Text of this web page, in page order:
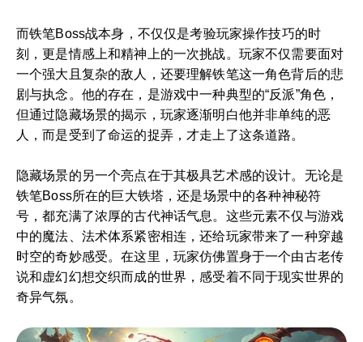
而铁笔Boss战本身，不仅仅是考验玩家操作技巧的时
刻，更是情感上和精神上的一次挑战。玩家不仅需要面对
一个强大且复杂的敌人，还要理解铁笔这一角色背后的悲
剧与执念。他的存在，是游戏中一种典型的“反派”角色，
但通过隐藏场景的揭示，玩家逐渐明白他并非单纯的恶
人，而是受到了命运的捉弄，才走上了这条道路。
隐藏场景的另一个亮点在于其极具艺术感的设计。无论是
铁笔Boss所在的巨大铁塔，还是场景中的各种神秘符
号，都充满了浓厚的古代神话气息。这些元素不仅与游戏
中的魔法、法术体系紧密相连，还给玩家带来了一种穿越
时空的奇妙感受。在这里，玩家仿佛置身于一个由古老传
说和虚幻幻想交织而成的世界，感受着不同于现实世界的
奇异气氛。